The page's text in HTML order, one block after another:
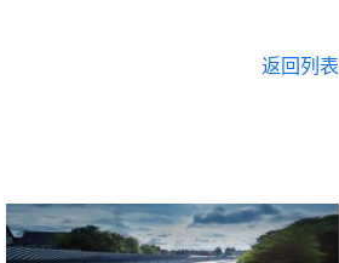
返回列表